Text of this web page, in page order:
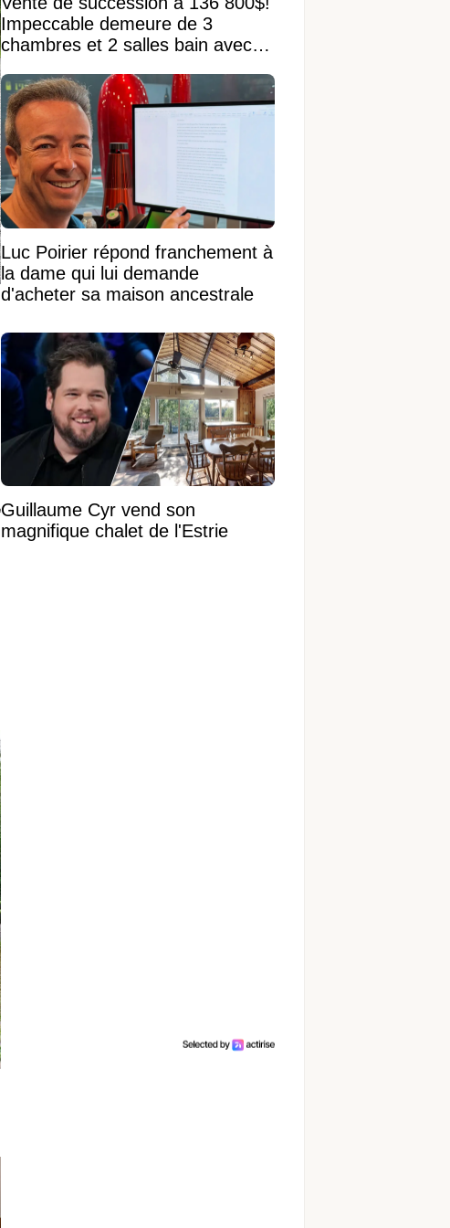
Impeccable demeure de 3
chambres et 2 salles bain avec
Luc Poirier répond franchement à
la dame qui lui demande
d'acheter sa maison ancestrale
Guillaume Cyr vend son
magnifique chalet de l'Estrie